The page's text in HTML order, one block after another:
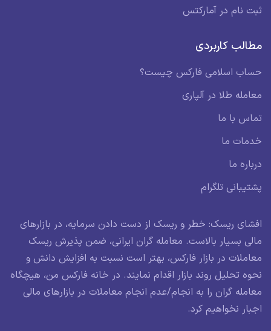
ثبت نام در آمارکتس
مطالب کاربردی
حساب اسلامی فارکس چیست؟
معامله طلا در آلپاری
تماس با ما
خدمات ما
درباره ما
پشتیبانی تلگرام
افشای ریسک: خطر و ریسک از دست دادن سرمایه، در بازارهای
مالی بسیار بالاست. معامله گران ایرانی، ضمن پذیرش ریسک
معاملات در بازار فارکس، بهتر است نسبت به افزایش دانش و
نحوه تحلیل روند بازار اقدام نمایند. در خانه فارکس من، هیچگاه
معامله گران را به انجام/عدم انجام معاملات در بازارهای مالی
اجبار نخواهیم کرد.